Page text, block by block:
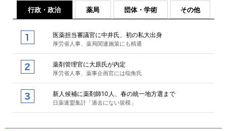
行政・政治 薬局 団体・学術 その他
医薬担当審議官に中井氏、初の私大出身
厚労省人事、薬局関連施策にも精通
薬剤管理官に大原氏が内定
厚労省人事、薬事企画官には稲角氏
新人候補に薬剤師10人、春の統一地方選まで
日薬連盟集計「過去にない規模」